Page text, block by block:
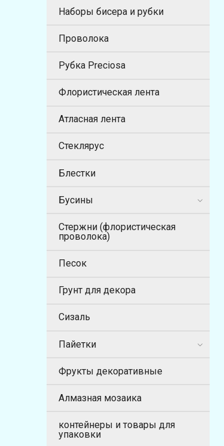
Наборы бисера и рубки
Проволока
Рубка Preciosa
Флористическая лента
Атласная лента
Стеклярус
Блестки
Бусины
Стержни (флористическая
проволока)
Песок
Грунт для декора
Сизаль
Пайетки
Фрукты декоративные
Алмазная мозаика
контейнеры и товары для
упаковки